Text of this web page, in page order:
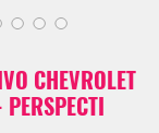
CHEVROLET